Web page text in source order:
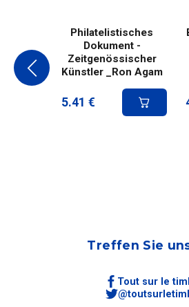
Philatelistisches
Dokument -
Zeitgenössischer
Künstler _Ron Agam
5.41 €
Treffen Sie
Tout sur le